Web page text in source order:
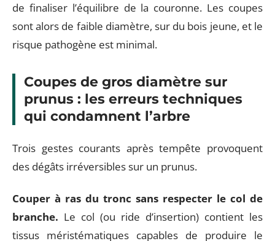
de finaliser l’équilibre de la couronne. Les coupes
sont alors de faible diamètre, sur du bois jeune, et le
risque pathogène est minimal.
Coupes de gros diamètre sur
prunus : les erreurs techniques
qui condamnent l’arbre
Trois gestes courants après tempête provoquent
des dégâts irréversibles sur un prunus.
Couper à ras du tronc sans respecter le col de
branche. Le col (ou ride d’insertion) contient les
tissus méristématiques capables de produire le